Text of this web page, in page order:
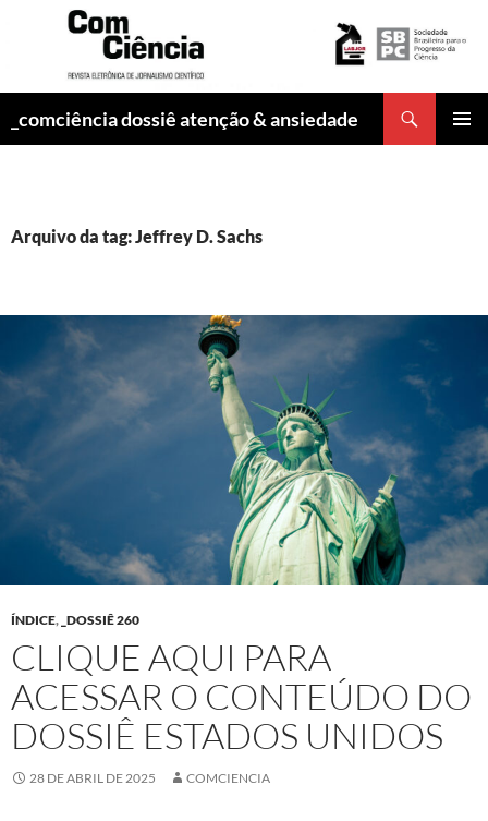
_comciência dossiê atenção & ansiedade
Arquivo da tag: Jeffrey D. Sachs
ÍNDICE, _DOSSIÊ 260
CLIQUE AQUI PARA
ACESSAR O CONTEÚDO DO
DOSSIÊ ESTADOS UNIDOS
28 DE ABRIL DE 2025 COMCIENCIA